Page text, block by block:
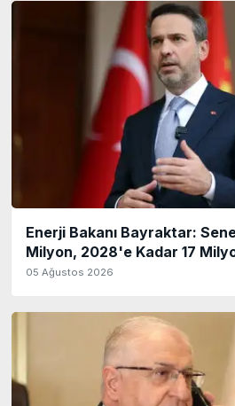
Enerji Bakanı Bayraktar:
Milyon, 2028'e Kadar 17
05 Ağustos 2026